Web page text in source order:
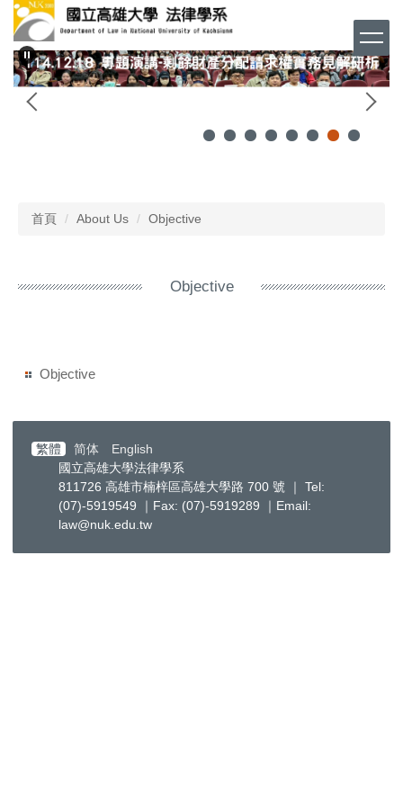
跳
到
主
要
內
首頁 About Us Objective
Objective
Objective
繁體 简体
English
國立高雄大學法律學系
811726 高雄市楠梓區高雄大學路 700 號 ｜ Tel:
(07)-5919549 ｜Fax: (07)-5919289 ｜Email:
law@nuk.edu.tw